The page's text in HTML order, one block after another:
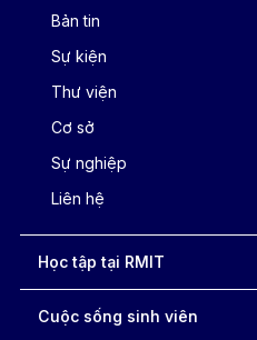
Bản tin
Sự kiện
Thư viện
Cơ sở
Sự nghiệp
Liên hệ
Học tập tại RMIT
Cuộc sống sinh viên